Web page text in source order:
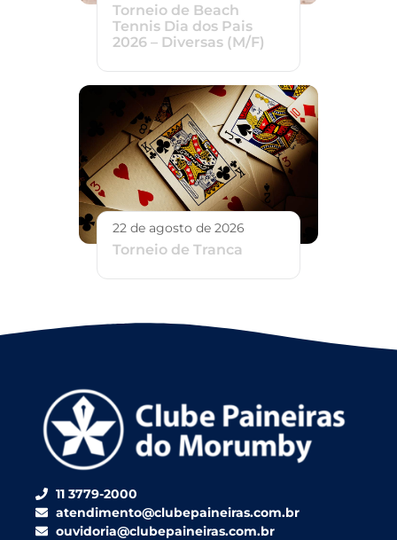
Torneio de Beach
Tennis Dia dos Pais
2026 – Diversas (M/F)
22 de agosto de 2026
Torneio de Tranca
11 3779-2000
atendimento@clubepaineiras.com.br
ouvidoria@clubepaineiras.com.br